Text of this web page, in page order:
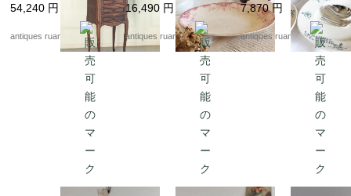
54,240 円
antiques ruan
16,490 円
antiques ruan
7,870円
antiques ruan